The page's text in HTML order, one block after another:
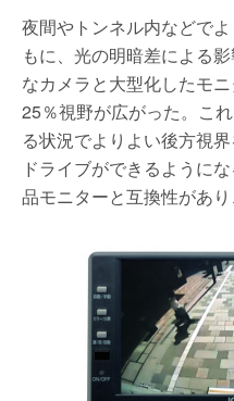
夜間やトンネル内などで
もに、光の明暗差による
なカメラと大型化したモ
25％視野が広がった。こ
る状況でよりよい後方視
ドライブができるように
品モニターと互換性があり